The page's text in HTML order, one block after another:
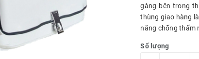
gàng bên trong
thùng giao hàng
năng chống thấm
Số lượng